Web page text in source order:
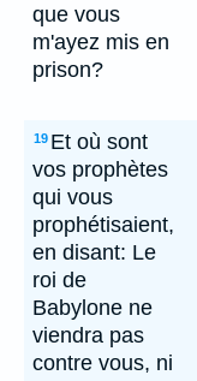
que vous
m'ayez mis en
prison?
19 Et où sont
vos prophètes
qui vous
prophétisaient,
en disant: Le
roi de
Babylone ne
viendra pas
contre vous, ni